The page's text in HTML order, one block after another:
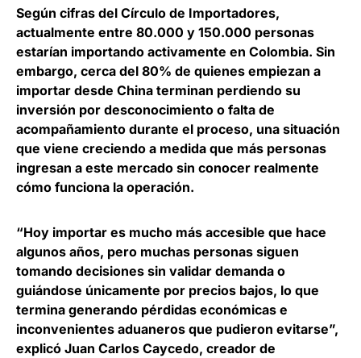
Según cifras del Círculo de Importadores,
actualmente entre 80.000 y 150.000 personas
estarían importando activamente en Colombia. Sin
embargo, cerca del 80% de quienes empiezan a
importar desde China terminan perdiendo su
inversión por desconocimiento o falta de
acompañamiento durante el proceso, una situación
que viene creciendo a medida que más personas
ingresan a este mercado sin conocer realmente
cómo funciona la operación.
“Hoy importar es mucho más accesible que hace
algunos años, pero muchas personas siguen
tomando decisiones sin validar demanda o
guiándose únicamente por precios bajos, lo que
termina generando pérdidas económicas e
inconvenientes aduaneros que pudieron evitarse”,
explicó Juan Carlos Caycedo, creador de